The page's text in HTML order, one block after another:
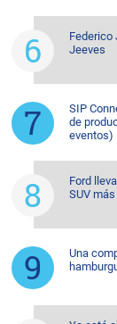
Federico
Jeeves
SIP
de
eventos)
Ford
SUV
Una